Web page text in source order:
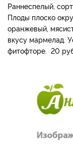
Раннеспелый,
Плоды плоско
оранжевый,
вкусу мармелад.
фитофторе. 20